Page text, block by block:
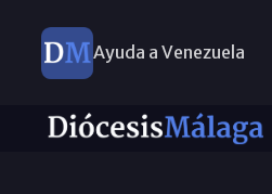
Ayuda a Venezuela